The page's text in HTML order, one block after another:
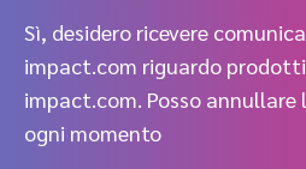
Sì, desidero ricevere
impact.com riguardo
impact.com. Posso
ogni momento